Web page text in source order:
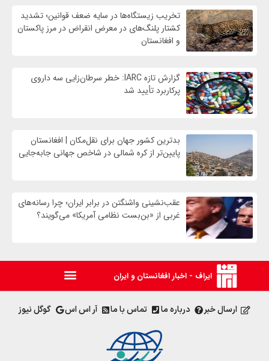
تخریب زیستگاه‌ها در سایه ضعف قوانین؛ تشدید
کشتار پلنگ‌های در معرض انقراض در مرز پاکستان
و افغانستان
گزارش تازه IARC: خطر سرطان‌زایی سه داروی
پرکاربرد تأیید شد
بدترین کشور جهان برای نقل‌مکان | افغانستان
پایین‌تر از کره شمالی در شاخص جهانی جابه‌جایی
عقب‌نشینی واشنگتن در برابر ایران؛ چرا رسانه‌های
غربی از «بن‌بست نظامی آمریکا» می‌گویند؟
ایراف - اخبار افغانستان و ایران
ارسال خبر درباره ما تماس با ما آر اس اس گوگل نیوز